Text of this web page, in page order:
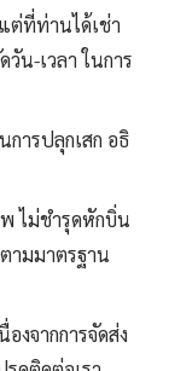
ต่ที่ท่านได้เช่า
น-เวลา ในการ
ารปลุกเสก อธิ
ไม่ชำรุดหักบิ่น
ามมาตรฐาน
งจากการจัดส่ง